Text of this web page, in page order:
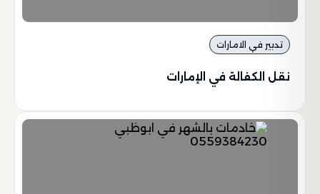
تدبير في الامارات
نقل الكفالة في الإمارات